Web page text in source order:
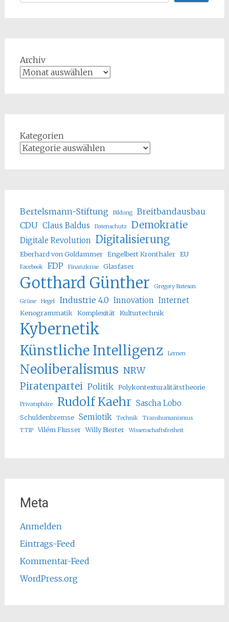
Archiv
Kategorien
Bertelsmann-Stiftung Bildung
Breitbandausbau
CDU Claus Baldus Datenschutz Demokratie
Digitale Revolution Digitalisierung
Eberhard von Goldammer Engelbert Kronthaler EU
Facebook FDP Finanzkrise Glasfaser
Gotthard Günther Gregory Bateson
Grüne Hegel Industrie 4.0 Innovation Internet
Kenogrammatik Komplexität Kulturtechnik
Kybernetik
Künstliche Intelligenz Lernen
Neoliberalismus NRW
Piratenpartei Politik Polykontexturalitätstheorie
Privatsphäre Rudolf Kaehr Sascha Lobo
Schuldenbremse Semiotik Technik
Transhumanismus
TTIP
Vilém Flusser Willy Bierter Wissenschaftsfreiheit
Meta
Anmelden
Eintrags-Feed
Kommentar-Feed
WordPress.org